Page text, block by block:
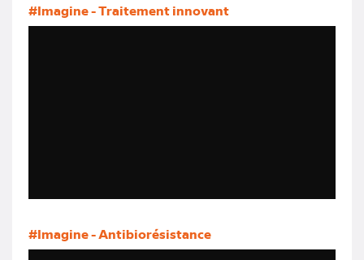
#Imagine - Traitement innovant
#Imagine - Antibiorésistance